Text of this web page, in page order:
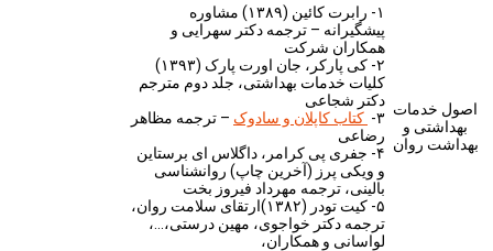
اصول خدمات
بهداشتی و
بهداشت روان
۱- رابرت کائین (۱۳۸۹) مشاوره
پیشگیرانه – ترجمه دکتر سهرایی و
همکاران شرکت
۲- کی پارکر، جان اورت پارک (۱۳۹۳)
کلیات خدمات بهداشتی، جلد دوم مترجم
دکتر شجاعی
۳-
کتاب کاپلان و سادوک – ترجمه مظاهر
رضاعی
۴- جفری پی کرامر، داگلاس ای برستاین
و ویکی پرز (آخرین چاپ) روانشناسی
بالینی، ترجمه مهرداد فیروز بخت
۵- کیت تودر (۱۳۸۲)ارتقای سلامت روان،
ترجمه دکتر خواجوی، مهین درستی،…،
لواسانی و همکاران،